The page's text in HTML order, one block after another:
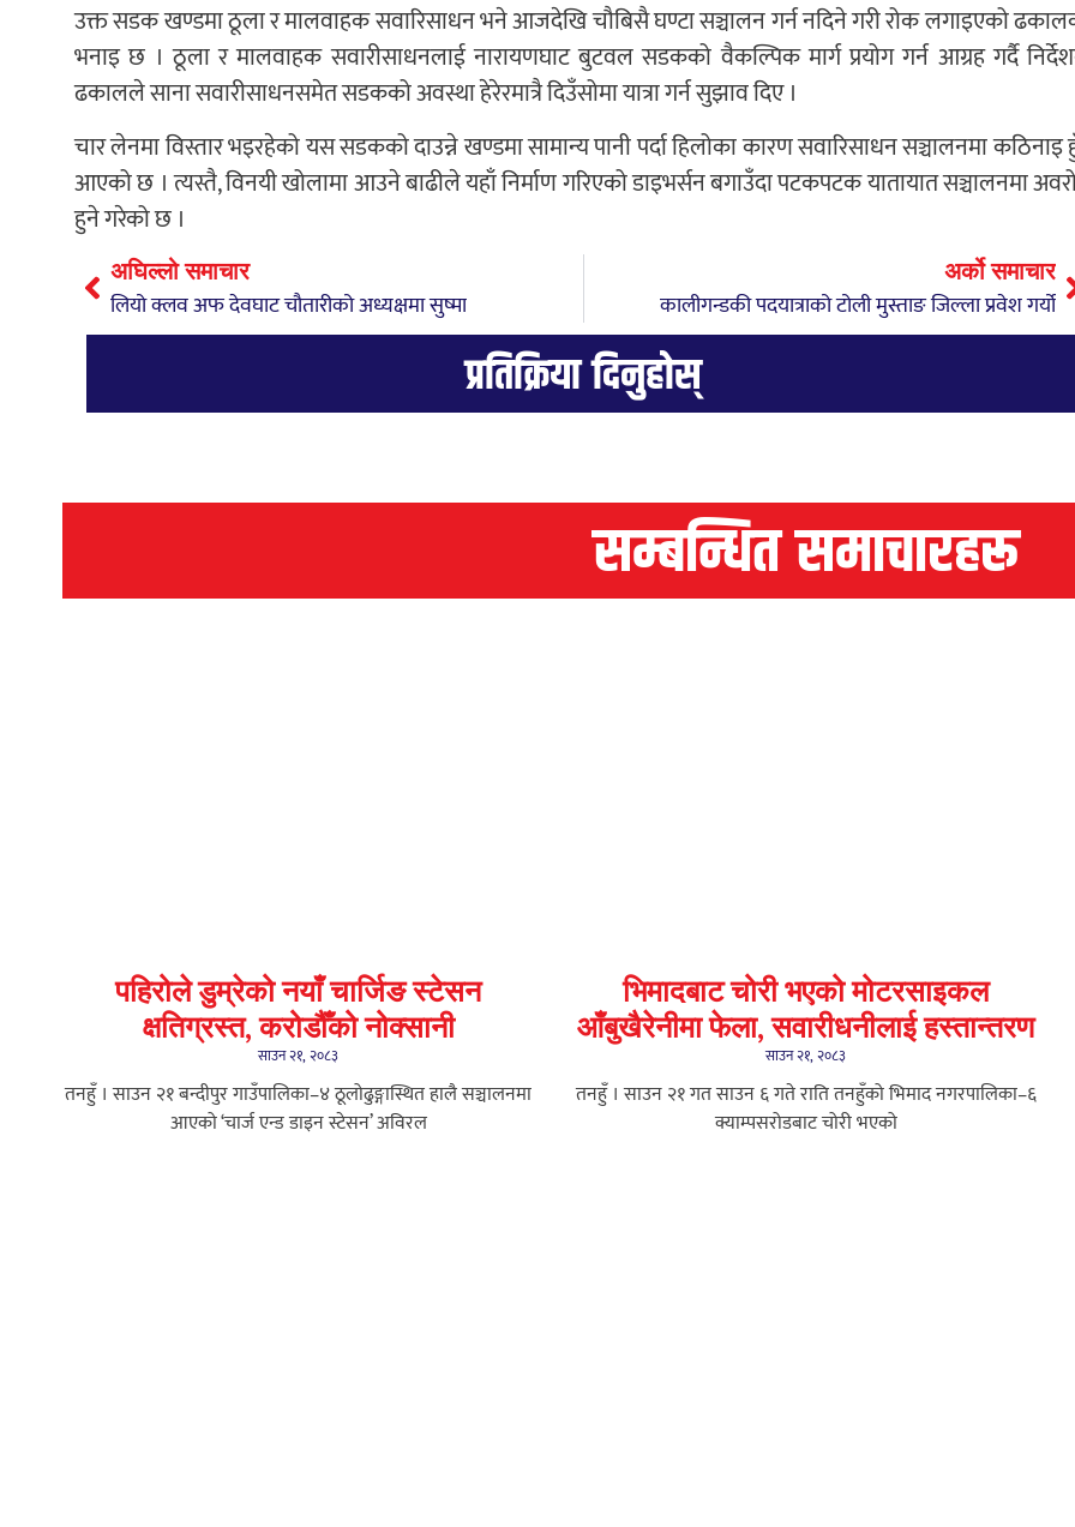
उक्त सडक खण्डमा ठूला र मालवाहक सवारिसाधन भने आजदेखि चौबिसै घण्टा सञ्चालन गर्न नदिने गरी रोक लगाइएको
भनाइ छ । ठूला र मालवाहक सवारीसाधनलाई नारायणघाट बुटवल सडकको वैकल्पिक मार्ग प्रयोग गर्न आग्रह गर्दै
ढकालले साना सवारीसाधनसमेत सडकको अवस्था हेरेरमात्रै दिउँसोमा यात्रा गर्न सुझाव दिए ।
चार लेनमा विस्तार भइरहेको यस सडकको दाउन्ने खण्डमा सामान्य पानी पर्दा हिलोका कारण सवारिसाधन सञ्चालनमा कठिनाइ
आएको छ । त्यस्तै, विनयी खोलामा आउने बाढीले यहाँ निर्माण गरिएको डाइभर्सन बगाउँदा पटकपटक यातायात सञ्चालनमा
हुने गरेको छ ।
अघिल्लो समाचार
लियो क्लव अफ देवघाट चौतारीको अध्यक्षमा सुष्मा
अर्को समाचार
कालीगन्डकी पदयात्राको टोली मुस्ताङ जिल्ला प्रवेश गर्यो
प्रतिक्रिया दिनुहोस्
सम्बन्धित समाचारहरू
पहिरोले डुम्रेको नयाँ चार्जिङ स्टेसन
क्षतिग्रस्त, करोडौँको नोक्सानी
साउन २१, २०८३
तनहुँ । साउन २१ बन्दीपुर गाउँपालिका–४ ठूलोढुङ्गास्थित हालै सञ्चालनमा
आएको ‘चार्ज एन्ड डाइन स्टेसन’ अविरल
भिमादबाट चोरी भएको मोटरसाइकल
आँबुखैरेनीमा फेला, सवारीधनीलाई हस्तान्तरण
साउन २१, २०८३
तनहुँ । साउन २१ गत साउन ६ गते राति तनहुँको भिमाद नगरपालिका–६
क्याम्पसरोडबाट चोरी भएको